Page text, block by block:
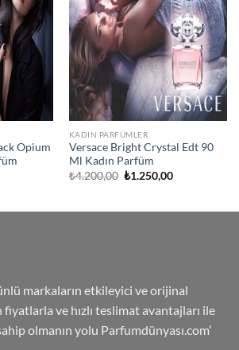
Opium
KADIN PARFÜMLER
Versace Bright Crystal Edt 90
Ml Kadın Parfüm
₺4.200,00 Orijinal
₺1.250,00Şu
markaların etkileyici ve orijinal
ve hızlı teslimat avantajları ile
olmanın yolu Parfumdünyası.com’